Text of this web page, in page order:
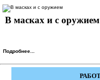
В масках и с оружием
Подробнее...